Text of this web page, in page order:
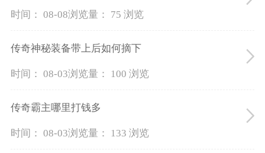
时间： 08-08浏览量： 75 浏览
传奇神秘装备带上后如何摘下
时间： 08-03浏览量： 100 浏览
传奇霸主哪里打钱多
时间： 08-03浏览量： 133 浏览